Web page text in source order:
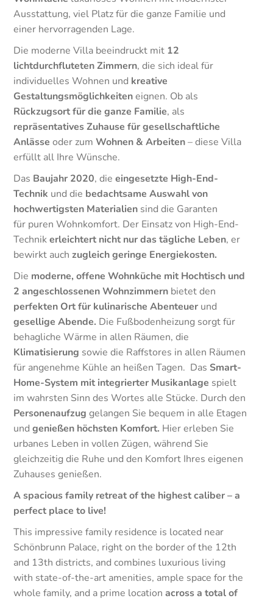
Ausstattung, viel Platz für die ganze Familie und
einer hervorragenden Lage.
Die moderne Villa beeindruckt mit 12
lichtdurchfluteten Zimmern, die sich ideal für
individuelles Wohnen und kreative
Gestaltungsmöglichkeiteneignen. Ob als
Rückzugsort für die ganze Familie, als
repräsentatives Zuhause für gesellschaftliche
Anlässe oder zumWohnen & Arbeiten– diese Villa
erfüllt all Ihre Wünsche.
Das Baujahr 2020, dieeingesetzte High-End-
Technik und die bedachtsame Auswahl von
hochwertigsten Materialien sind die Garanten
für puren Wohnkomfort. Der Einsatz von High-End-
Technikerleichtert nicht nur das tägliche Leben, er
bewirkt auch zugleich geringe Energiekosten.
Die moderne, offene Wohnküche mit Hochtisch und
2 angeschlossenen Wohnzimmern bietet den
perfekten Ort für kulinarische Abenteuer und
gesellige Abende. Die Fußbodenheizung sorgt für
behagliche Wärme in allen Räumen, die
Klimatisierung sowie die Raffstores in allen Räumen
für angenehme Kühle an heißen Tagen. Das Smart-
Home-System mit integrierter Musikanlage spielt
im wahrsten Sinn des Wortes alle Stücke. Durch den
Personenaufzuggelangen Sie bequem in alle Etagen
und genießen höchsten Komfort. Hier erleben Sie
urbanes Leben in vollen Zügen, während Sie
gleichzeitig die Ruhe und den Komfort Ihres eigenen
Zuhauses genießen.
A spacious family retreat of the highest caliber – a
perfect place to live!
This impressive family residence is located near
Schönbrunn Palace, right on the border of the 12th
and 13th districts, and combines luxurious living
with state-of-the-art amenities, ample space for the
whole family, and a prime locationacross a total of